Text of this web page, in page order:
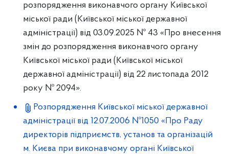
розпорядження виконавчого органу Київської
міської ради (Київської міської державної
адміністрації) від 03.09.2025 № 43 «Про внесення
змін до розпорядження виконавчого органу
Київської міської ради (Київської міської
державної адміністрації) від 22 листопада 2012
року № 2094».
Розпорядження Київської міської державної
адміністрації від 12.07.2006 №1050 «Про Раду
директорів підприємств, установ та організацій
м. Києва при виконавчому органі Київської